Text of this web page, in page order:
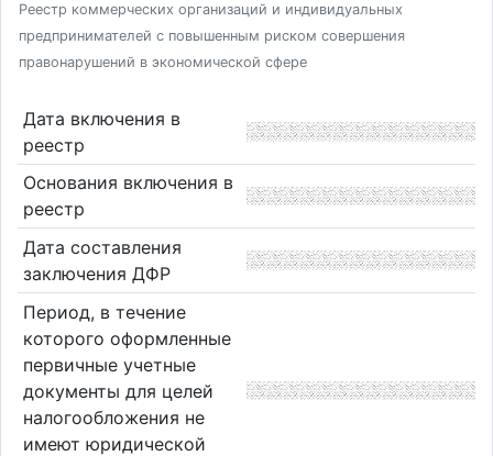
Реестр коммерческих организаций и индивидуальных
предпринимателей с повышенным риском совершения
правонарушений в экономической сфере
Дата включения в
реестр
Основания включения в
реестр
Дата составления
заключения ДФР
Период, в течение
которого оформленные
первичные учетные
документы для целей
налогообложения не
имеют юридической